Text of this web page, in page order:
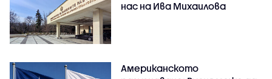
нас на Ива Михаилова
Американското